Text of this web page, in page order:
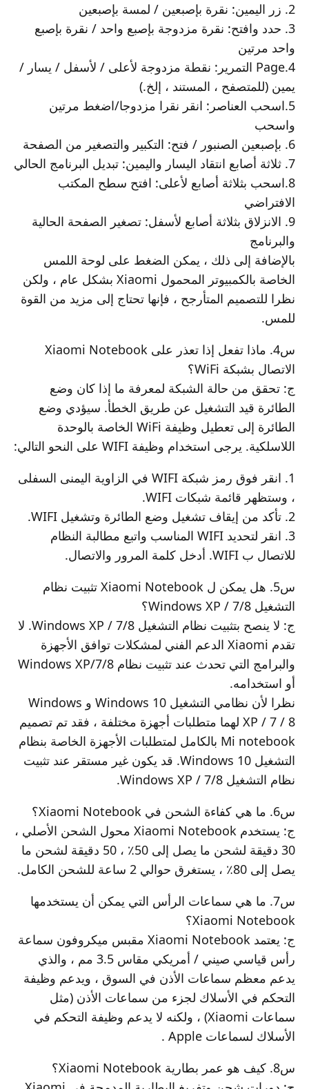
2. زر اليمين: نقرة بإصبعين / لمسة بإصبعين
3. حدد وافتح: نقرة مزدوجة بإصبع واحد / نقرة بإصبع
واحد مرتين
4.Page التمرير: نقطة مزدوجة لأعلى / لأسفل / يسار /
يمين (للمتصفح ، المستند ، إلخ.)
5.اسحب العناصر: انقر نقرا مزدوجا/اضغط مرتين
واسحب
6. بإصبعين الصنبور / فتح: التكبير والتصغير من الصفحة
7. ثلاثة أصابع انتقاد اليسار واليمين: تبديل البرنامج الحالي
8.اسحب بثلاثة أصابع لأعلى: افتح سطح المكتب
الافتراضي
9. الانزلاق بثلاثة أصابع لأسفل: تصغير الصفحة الحالية
والبرنامج
بالإضافة إلى ذلك ، يمكن الضغط على لوحة اللمس
الخاصة بالكمبيوتر المحمول Xiaomi بشكل عام ، ولكن
نظرا للتصميم المتأرجح ، فإنها تحتاج إلى مزيد من القوة
للمس.
س4. ماذا تفعل إذا تعذر على Xiaomi Notebook
الاتصال بشبكة WiFi؟
ج: تحقق من حالة الشبكة لمعرفة ما إذا كان وضع
الطائرة قيد التشغيل عن طريق الخطأ. سيؤدي وضع
الطائرة إلى تعطيل وظيفة WiFi الخاصة بالوحدة
اللاسلكية. يرجى استخدام وظيفة WIFI على النحو التالي:
1. انقر فوق رمز شبكة WIFI في الزاوية اليمنى السفلى
، وستظهر قائمة شبكات WIFI.
2. تأكد من إيقاف تشغيل وضع الطائرة وتشغيل WIFI.
3. انقر لتحديد WIFI المناسب واتبع مطالبة النظام
للاتصال ب WIFI. أدخل كلمة المرور والاتصال.
س5. هل يمكن ل Xiaomi Notebook تثبيت نظام
التشغيل Windows XP / 7/8؟
ج: لا ينصح بتثبيت نظام التشغيل Windows XP / 7/8. لا
تقدم Xiaomi الدعم الفني لمشكلات توافق الأجهزة
والبرامج التي تحدث عند تثبيت نظام Windows XP/7/8
أو استخدامه.
نظرا لأن نظامي التشغيل Windows 10 و Windows
XP / 7 / 8 لهما متطلبات أجهزة مختلفة ، فقد تم تصميم
Mi notebook بالكامل لمتطلبات الأجهزة الخاصة بنظام
التشغيل Windows 10. قد يكون غير مستقر عند تثبيت
نظام التشغيل Windows XP / 7/8.
س6. ما هي كفاءة الشحن في Xiaomi Notebook؟
ج: يستخدم Xiaomi Notebook محول الشحن الأصلي ،
30 دقيقة لشحن ما يصل إلى 50٪ ، 50 دقيقة لشحن ما
يصل إلى 80٪ ، يستغرق حوالي 2 ساعة للشحن الكامل.
س7. ما هي سماعات الرأس التي يمكن أن يستخدمها
Xiaomi Notebook؟
ج: يعتمد Xiaomi Notebook مقبس ميكروفون سماعة
رأس قياسي صيني / أمريكي مقاس 3.5 مم ، والذي
يدعم معظم سماعات الأذن في السوق ، ويدعم وظيفة
التحكم في الأسلاك لجزء من سماعات الأذن (مثل
سماعات Xiaomi) ، ولكنه لا يدعم وظيفة التحكم في
الأسلاك لسماعات Apple .
س8. كيف هو عمر بطارية Xiaomi Notebook؟